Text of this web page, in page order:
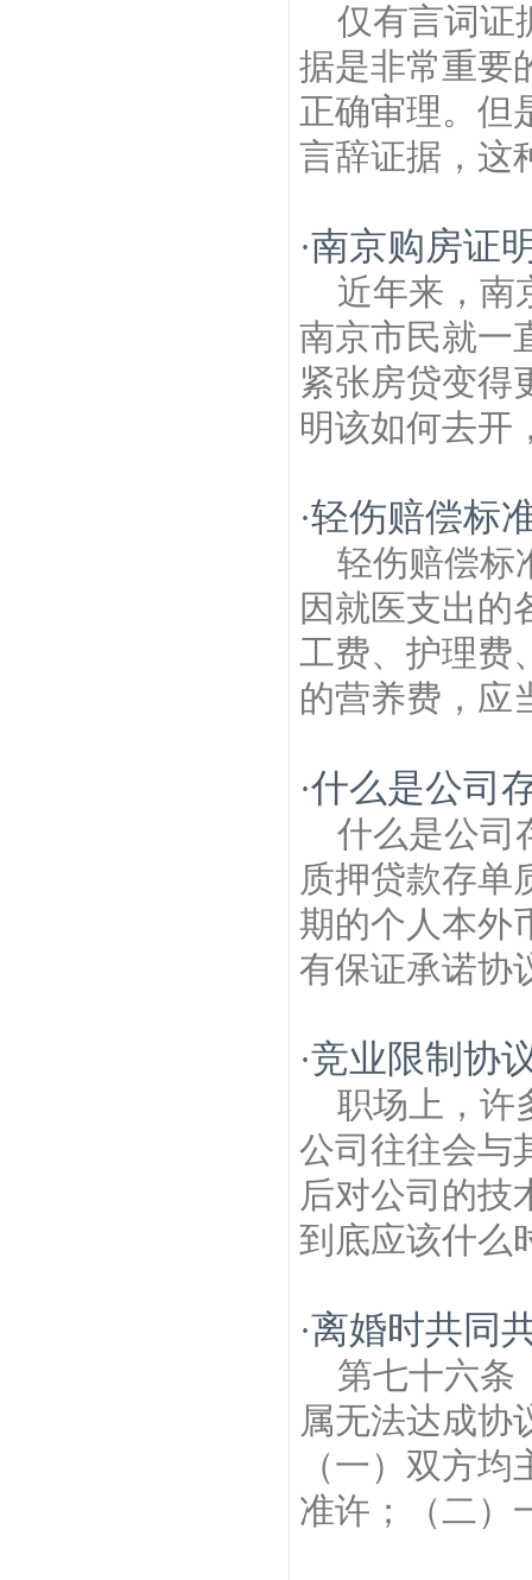
仅有言词证
据是非常重要
正确审理。但
言辞证据，这
·南京购房证
近年来，南
南京市民就一
紧张房贷变得
明该如何去开
·轻伤赔偿标
轻伤赔偿标
因就医支出的
工费、护理费
的营养费，应
·什么是公司
什么是公司
质押贷款存单
期的个人本外
有保证承诺协
·竞业限制协
职场上，许
公司往往会与
后对公司的技
到底应该什么
·离婚时共同
第七十六
属无法达成协
（一）双方
准许；（二）